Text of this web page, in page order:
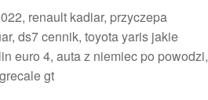
renault kadiar, przyczepa
ds7 cennik, toyota yaris jakie
euro 4, auta z niemiec po powodzi,
gt